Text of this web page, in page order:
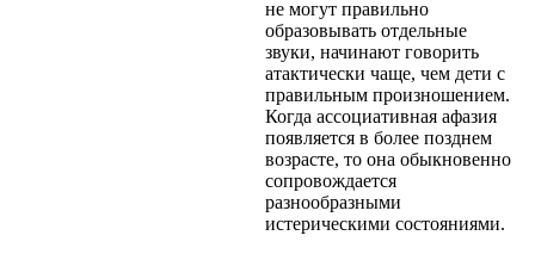
не могут правильно
образовывать отдельные
звуки, начинают говорить
атактически чаще, чем дети с
правильным произношением.
Когда ассоциативная афазия
появляется в более позднем
возрасте, то она обыкновенно
сопровождается
разнообразными
истерическими состояниями.